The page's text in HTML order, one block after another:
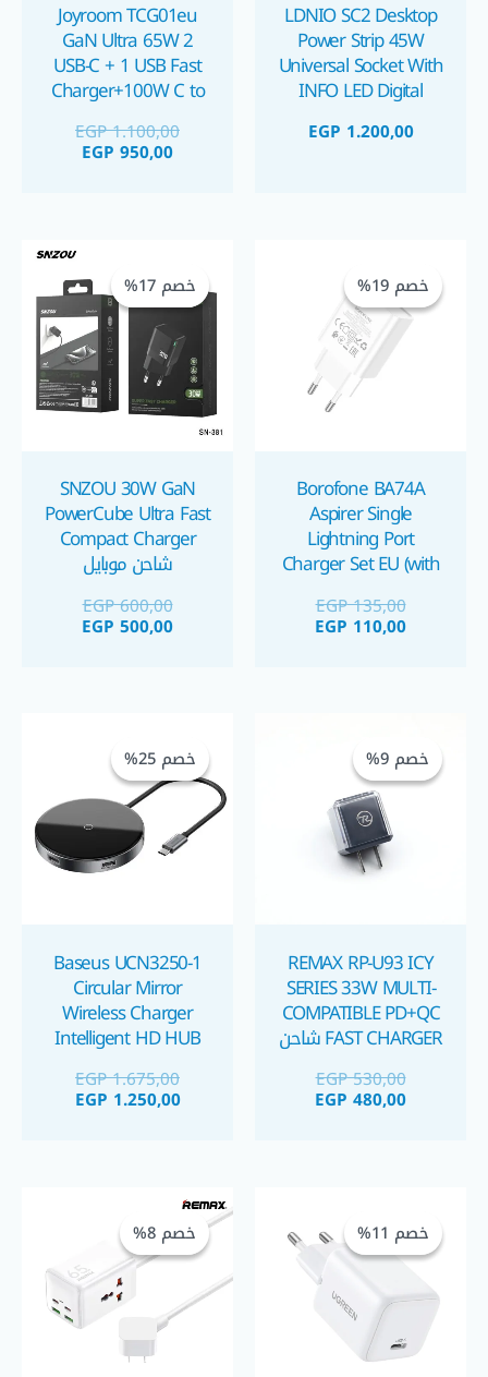
LDNIO SC2 Desktop
Power Strip 45W
Universal Socket With
INFO LED Digital
مكتبي بقدرة 45 واطEGP 1.200,00
Joyroom TCG01eu
GaN Ultra 65W 2
USB-C + 1 USB Fast
Charger+100W C to
موبايل و كابل
EGP1.100,00
EGP 950,00
خصم 19%
خصم 19%
Borofone BA74A
Aspirer Single
Lightning Port
Charger Set EU (with
آيفون مع كبل كابل
لايتنينج
EGP135,00
EGP 110,00
خصم 17%
خصم 17%
SNZOU 30W GaN
PowerCube Ultra Fast
Compact Charger
شاحن موبايل
EGP600,00
السعر
هو:
600,00.
EGP 500,00
السعر
هو:
500,00.
خصم 9%
خصم 9%
REMAX RP-U93 ICY
SERIES 33W MULTI-
COMPATIBLE PD+QC
FAST CHARGER شاحن
EGP530,00
EGP 530,00.
EGP 480,00
EGP 480,00.
خصم 25%
خصم 25%
Baseus UCN3250-1
Circular Mirror
Wireless Charger
Intelligent HD HUB
USB
EGP1.675,00
EGP 1.250,00
خصم 11%
خصم 11% هو:
EGP 620,00.
هو:
EGP 550,00.
خصم 8%
خصم 8%
1.000,00.
925,00.